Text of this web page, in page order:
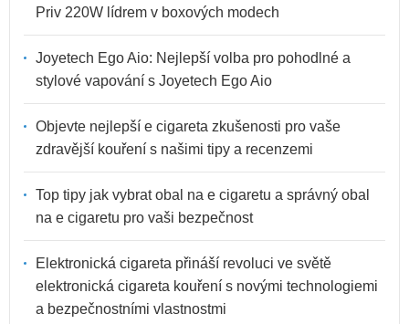
Priv 220W lídrem v boxových modech
Joyetech Ego Aio: Nejlepší volba pro pohodlné a
stylové vapování s Joyetech Ego Aio
Objevte nejlepší e cigareta zkušenosti pro vaše
zdravější kouření s našimi tipy a recenzemi
Top tipy jak vybrat obal na e cigaretu a správný obal
na e cigaretu pro vaši bezpečnost
Elektronická cigareta přináší revoluci ve světě
elektronická cigareta kouření s novými technologiemi
a bezpečnostními vlastnostmi